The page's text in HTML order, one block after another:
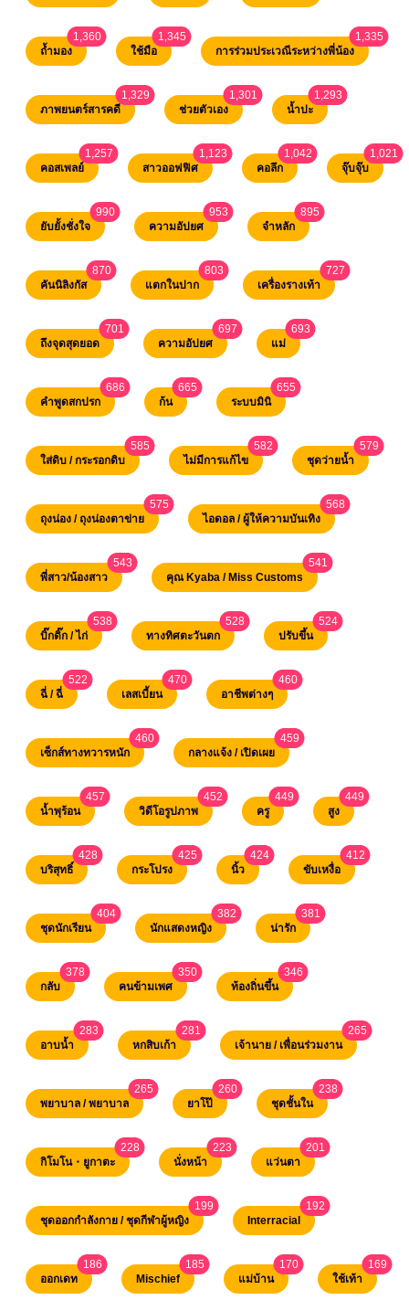
ถ้ำมอง
1,360
unread messages
ใช้มือ
1,345unread messages
การร่วมประเวณีระหว่างพี่น้อง
1,335unread
ภาพยนตร์สารคดี
1,329unread messages
ช่วยตัวเอง
1,301unread messages
น้ำปะ
1,293unread
คอสเพลย์
1,257unread messages
สาวออฟฟิศ
1,123unread messages
คอลึก
1,042unread messages
จุ๊บจุ๊บ
1,021
ยับยั้งชั่งใจ
990unread messages
ความอัปยศ
953unread messages
จำหลัก
895unread messages
คันนิลิงกัส
870unread messages
แตกในปาก
803unread messages
เครื่องรางเท้า
727unread
ถึงจุดสุดยอด
701unread messages
ความอัปยศ
697unread messages
แม่
693unread messages
คำพูดสกปรก
686unread messages
ก้น
665unread messages
ระบบมินิ
655unread messages
ใส่ดิบ / กระรอกดิบ
585unread messages
ไม่มีการแก้ไข
582unread messages
ชุดว่ายน้ำ
579unread
ถุงน่อง / ถุงน่องตาข่าย
575unread messages
ไอดอล / ผู้ให้ความบันเทิง
568unread
พี่สาว/น้องสาว
543unread messages
คุณ Kyaba / Miss Customs
541unread messages
บิ๊กดิ๊ก / ไก่
538unread messages
ทางทิศตะวันตก
528unread messages
ปรับขึ้น
524unread
ฉี่ / ฉี่
522unread messages
เลสเบี้ยน
470unread messages
อาชีพต่างๆ
460unread messages
เซ็กส์ทางทวารหนัก
460unread messages
กลางแจ้ง / เปิดเผย
459unread messages
น้ำพุร้อน
457unread messages
วิดีโอรูปภาพ
452unread messages
ครู
449unread messages
สูง
449unread
บริสุทธิ์
428unread messages
กระโปรง
425unread messages
นิ้ว
424unread messages
ขับเหงื่อ
412unread
ชุดนักเรียน
404unread messages
นักแสดงหญิง
382unread messages
น่ารัก
381unread messages
กลับ
378unread messages
คนข้ามเพศ
350unread messages
ท้องถิ่นขึ้น
346unread messages
อาบน้ำ
283unread messages
หกสิบเก้า
281unread messages
เจ้านาย / เพื่อนร่วมงาน
265unread
พยาบาล / พยาบาล
265unread messages
ยาโป๊
260unread messages
ชุดชั้นใน
238unread
กิโมโน・ยูกาตะ
228unread messages
นั่งหน้า
223unread messages
แว่นตา
201unread messages
ชุดออกกำลังกาย / ชุดกีฬาผู้หญิง
199unread messages
Interracial
192unread messages
ออกเดท
186unread messages
Mischief
185unread messages
แม่บ้าน
170unread messages
ใช้เท้า
169